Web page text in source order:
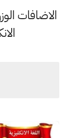
الاضافات